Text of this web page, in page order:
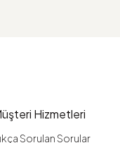
Hizmetleri
Sorulan Sorular